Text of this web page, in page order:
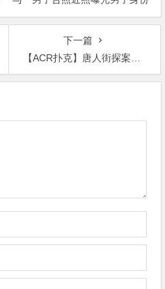
被扒出
下一篇
【ACR扑克】唐人街探案那群骑着摩托车的人，在现实生活一点都不简单